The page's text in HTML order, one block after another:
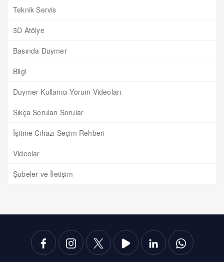
Teknik Servis
3D Atölye
Basında Duymer
Bilgi
Duymer Kullanıcı Yorum Videoları
Sıkça Sorulan Sorular
İşitme Cihazı Seçim Rehberi
Videolar
Şubeler ve İletişim